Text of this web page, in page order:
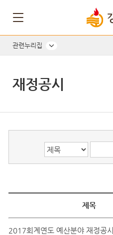
관련누리집
재정공시
제목
2017회계연도 예산분야 재정공시